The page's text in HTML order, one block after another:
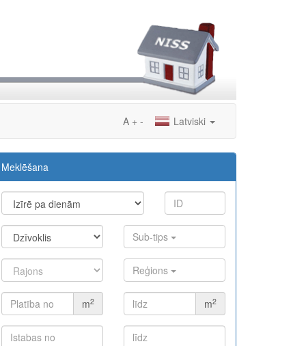
Latviski
A + -
Meklēšana
Sub-tips
Reģions
m2 m2